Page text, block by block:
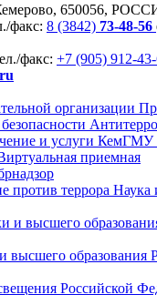
650056,
факс: 8 (3842) 73-48-56
факс: +7 (905) 912-
организации
и услуги КемГМУ
приемная
Наука
высшего образования